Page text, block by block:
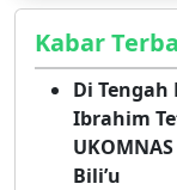
Kabar
Di
Ibrahim
Bili’u